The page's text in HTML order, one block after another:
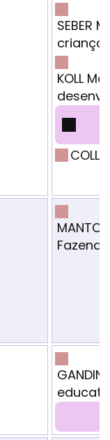
SEBER
criança
KOLL